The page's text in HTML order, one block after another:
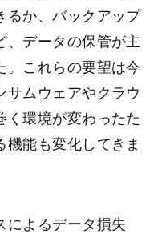
るか、バックアップ
、データの保管が主
。これらの要望は今
サムウェアやクラウ
く環境が変わったた
能も変化してきま
によるデータ損失